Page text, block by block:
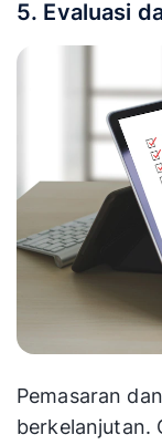
5. Evaluasi
Pemasaran
berkelanjutan.